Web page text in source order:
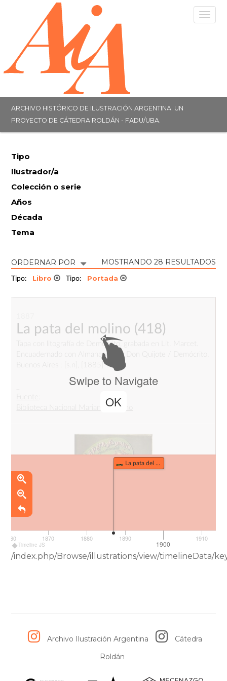
ARCHIVO HISTÓRICO DE ILUSTRACIÓN ARGENTINA. UN
PROYECTO DE CÁTEDRA ROLDÁN - FADU/UBA.
Tipo
Ilustrador/a
Colección o serie
Años
Década
Tema
ORDERNAR POR MOSTRANDO 28 RESULTADOS
Tipo: Libro Tipo: Portada
La pata del molino (418)
Tapa con litografía de Demócrito, grabada en Lit. Marcet.
Encuadernado con Almanaque de Don Quijote / Demócrito.
Buenos Aires : [s.n], [1885]-.
Biblioteca Nacional Mariano Moreno
Swipe to Navigate
OK
Timeline JS
La pata del molino (418)
1900
1860 1870 1880 1890 1910
/index.php/Browse/illustrations/view/timelineData/
Archivo Ilustración Argentina
Cátedra
Roldán